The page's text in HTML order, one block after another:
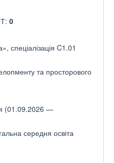
0
спеціалізація C1.01
та просторового
(01.09.2026 —
середня освіта